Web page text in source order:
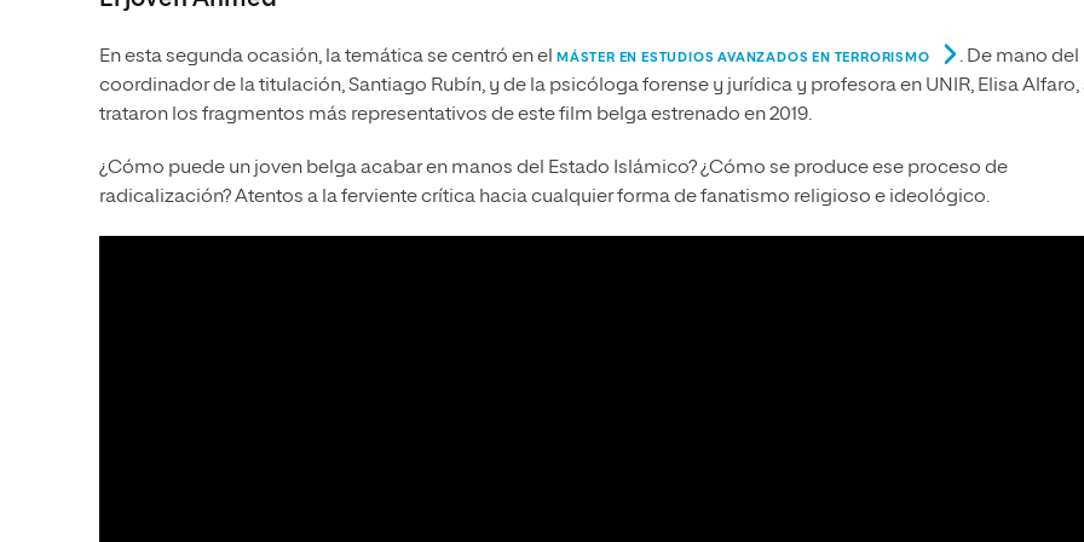
En esta segunda ocasión, la temática se centró en el MÁSTER EN ESTUDIOS AVANZADOS EN TERRORISMO
. De mano del
coordinador de la titulación, Santiago Rubín, y de la psicóloga forense y jurídica y profesora en UNIR, Elisa Alfaro,
trataron los fragmentos más representativos de este film belga estrenado en 2019.
¿Cómo puede un joven belga acabar en manos del Estado Islámico? ¿Cómo se produce ese proceso de
radicalización? Atentos a la ferviente crítica hacia cualquier forma de fanatismo religioso e ideológico.